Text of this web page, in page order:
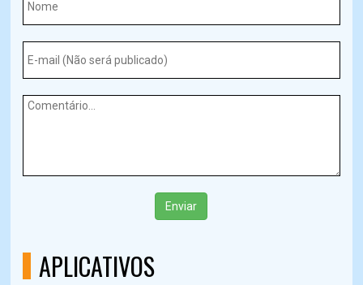
Enviar
APLICATIVOS